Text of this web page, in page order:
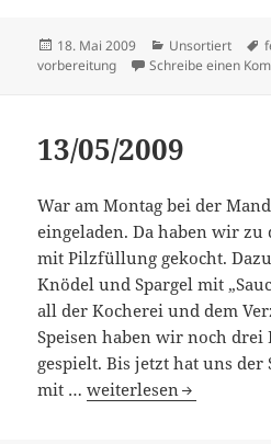
Veröffentlicht
am
18. Mai 2009 Kategorien
Unsortiert
vorbereitung
Schreibe einen
13/05/2009
War am Montag bei der
eingeladen. Da haben wir
mit Pilzfüllung gekocht.
Knödel und Spargel mit
all der Kocherei und dem
Speisen haben wir noch drei
gespielt. Bis jetzt hat uns
mit …13/05/2009
weiterlesen